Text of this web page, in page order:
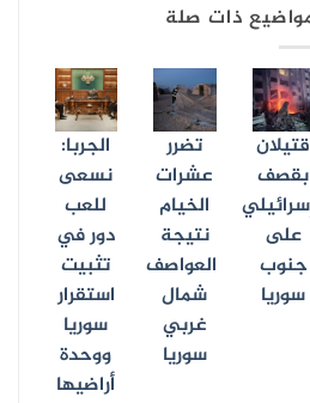
ذات صلة
قتيلان
بقصف
على
جنوب
سوريا
تضرر
عشرات
الخيام
نتيجة
العواصف
شمال
غربي
سوريا
الجربا:
نسعى
للعب
دور في
تثبيت
استقرار
سوريا
ووحدة
أراضيها